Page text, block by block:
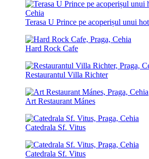
Terasa U Prince pe acoperișul unui
Hard Rock Cafe
Restaurantul Villa Richter
Art Restaurant Mánes
Catedrala Sf. Vitus
Catedrala Sf. Vitus